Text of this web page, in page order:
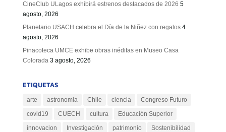
CineClub ULagos exhibirá estrenos destacados de 2026 5
agosto, 2026
Planetario USACH celebra el Día de la Niñez con regalos 4
agosto, 2026
Pinacoteca UMCE exhibe obras inéditas en Museo Casa
Colorada 3 agosto, 2026
ETIQUETAS
arte astronomia Chile ciencia
Congreso Futuro
covid19
CUECH cultura
Educación Superior
innovacion
Investigación patrimonio
Sostenibilidad